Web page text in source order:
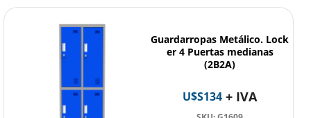
Guardarropas Metálico. Lock
er 4 Puertas medianas
(2B2A)
U$S134 + IVA